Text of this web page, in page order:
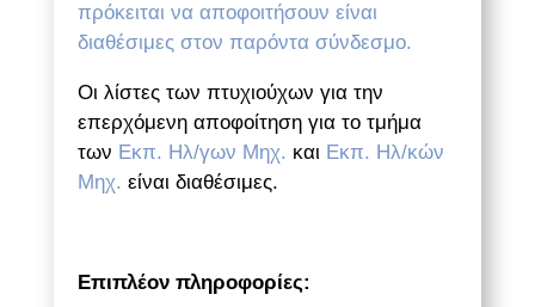
πρόκειται να αποφοιτήσουν είναι
διαθέσιμες στον παρόντα σύνδεσμο.
Οι λίστες των πτυχιούχων για την
επερχόμενη αποφοίτηση για το τμήμα
των Εκπ. Ηλ/γων Μηχ. και Εκπ. Ηλ/κών
Μηχ. είναι διαθέσιμες.
Επιπλέον πληροφορίες: